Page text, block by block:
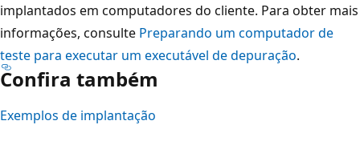
implantados em computadores do cliente. Para obter mais
informações, consulte Preparando um computador de
teste para executar um executável de depuração.
Confira também
Exemplos de implantação